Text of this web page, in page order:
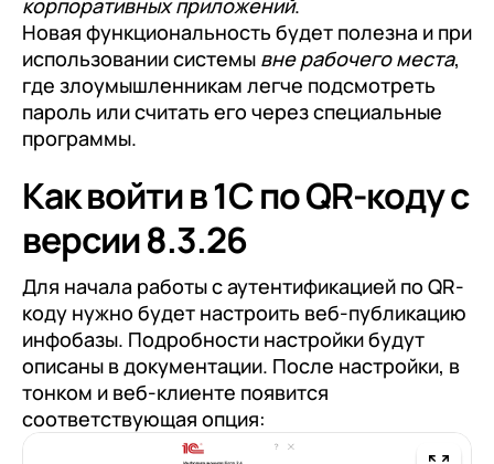
корпоративных приложений.
Новая функциональность будет полезна и при
использовании системы вне рабочего места,
где злоумышленникам легче подсмотреть
пароль или считать его через специальные
программы.
Как войти в 1С по QR-коду с
версии 8.3.26
Для начала работы с аутентификацией по QR-
коду нужно будет настроить веб-публикацию
инфобазы. Подробности настройки будут
описаны в документации. После настройки, в
тонком и веб-клиенте появится
соответствующая опция:
Переход с Terrasoft CRM на 1С:CRM или
1С-Битрикс 24
документооборот (КЭДО)
1С:Кабинет сотрудника
Внутренний документооборот (СЭД)
1С:Документооборот 8
1С:Управление холдингом
WA:Финансист
Отраслевые решения
Легкая логистика
Бизнес-аналитика (BI)
1С:Аналитика
Прочие отрасли
Контакты
Релокация
Грейды
Истории успеха